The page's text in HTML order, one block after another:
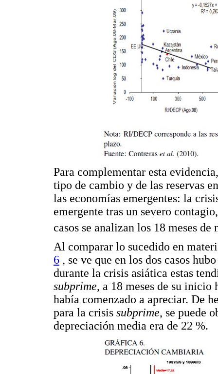
Para complementar esta
tipo de cambio y de las reservas
las economías emergentes: la
emergente tras un severo
casos se analizan los 18 meses
Al comparar lo sucedido en
6 , se ve que en los dos casos
durante la crisis asiática estas
subprime, a 18 meses de su inicio
había comenzado a apreciar. De
para la crisis subprime, se puede
depreciación media era de 22 %.